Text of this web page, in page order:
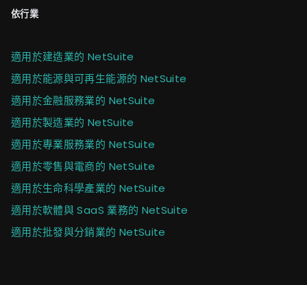
依行業
適用於建造業的 NetSuite
適用於能源與可再生能源的 NetSuite
適用於金融服務業的 NetSuite
適用於製造業的 NetSuite
適用於專業服務業的 NetSuite
適用於零售與電商的 NetSuite
適用於生命科學產業的 NetSuite
適用於軟體與 SaaS 業務的 NetSuite
適用於批發與分銷業的 NetSuite